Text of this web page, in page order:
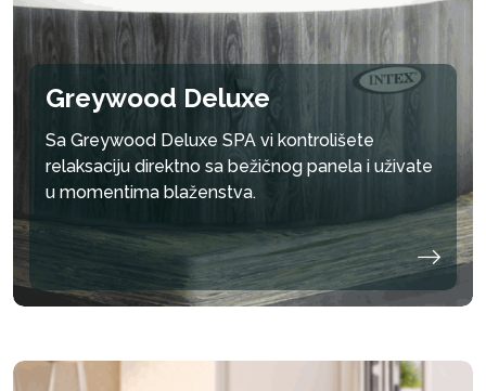
Greywood Deluxe
Sa Greywood Deluxe SPA vi kontrolišete
relaksaciju direktno sa bežičnog panela i uživate
u momentima blaženstva.